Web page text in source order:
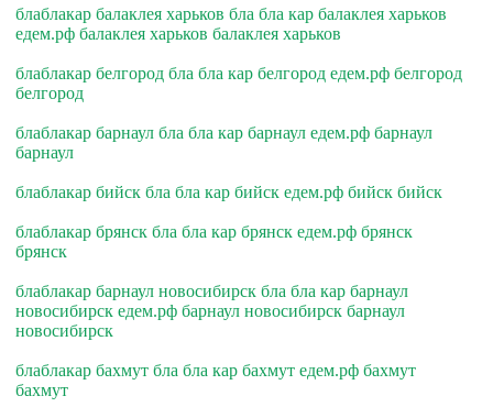
блаблакар балаклея харьков бла бла кар балаклея харьков
едем.рф балаклея харьков балаклея харьков
блаблакар белгород бла бла кар белгород едем.рф белгород
белгород
блаблакар барнаул бла бла кар барнаул едем.рф барнаул
барнаул
блаблакар бийск бла бла кар бийск едем.рф бийск бийск
блаблакар брянск бла бла кар брянск едем.рф брянск
брянск
блаблакар барнаул новосибирск бла бла кар барнаул
новосибирск едем.рф барнаул новосибирск барнаул
новосибирск
блаблакар бахмут бла бла кар бахмут едем.рф бахмут
бахмут